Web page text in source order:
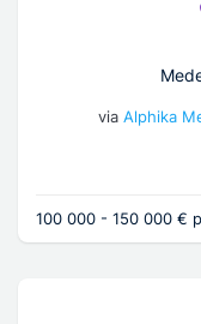
via Alphika
100 000 - 150 000 €